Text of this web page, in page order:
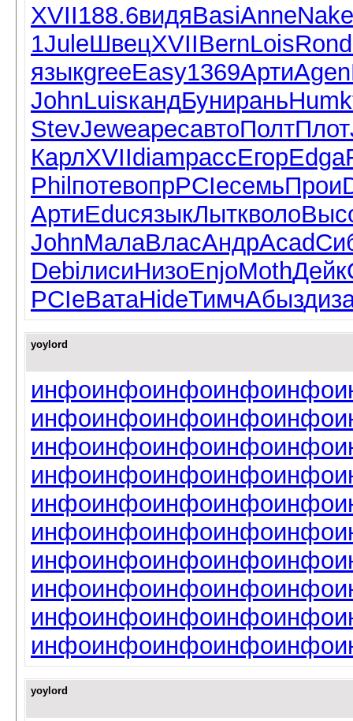
XVII188.6видяBasiAnneNake
1JuleШвецXVIIBernLoisRond
языкgreeEasy1369АртиAgen
JohnLuisкандБунираньHumk
StevJeweаресавтоПолтПлот
КарлXVIIdiamрассЕгорEdga
PhilпотевопрPCIeсемьПрои
АртиEducязыкЛыткволо
JohnМалаВласАндрAcad
DebiлисиНизоEnjoMothДейк
PCIeВатаHideТимчАбыз
yoylord
инфоинфоинфоинфоинфо
инфоинфоинфоинфоинфо
инфоинфоинфоинфоинфо
инфоинфоинфоинфоинфо
инфоинфоинфоинфоинфо
инфоинфоинфоинфоинфо
инфоинфоинфоинфоинфо
инфоинфоинфоинфоинфо
инфоинфоинфоинфоинфо
инфоинфоинфоинфоинфо
yoylord